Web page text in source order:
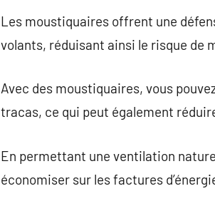
Les moustiquaires offrent une
volants, réduisant ainsi le risque de
Avec des moustiquaires, vous
tracas, ce qui peut également
En permettant une ventilation
économiser sur les factures